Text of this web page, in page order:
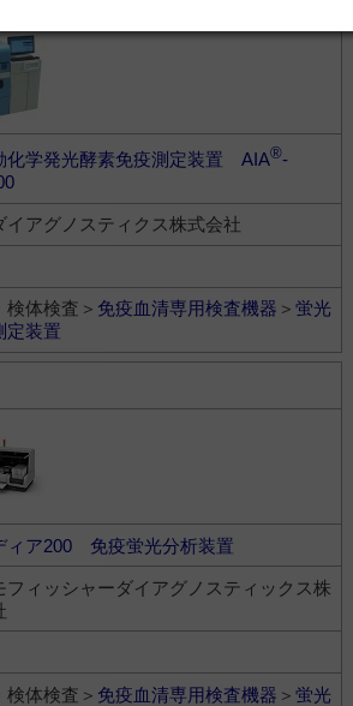
化学発光酵素免疫測定装置 AIA®-
イアグノスティクス株式会社
検体検査＞ 免疫血清専用検査機器 ＞ 蛍光
定装置
ィア200 免疫蛍光分析装置
フィッシャーダイアグノスティックス株
検体検査＞ 免疫血清専用検査機器 ＞ 蛍光